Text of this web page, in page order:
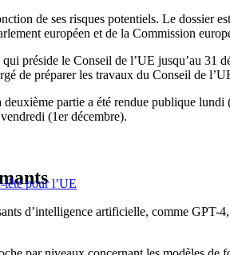
de ses risques potentiels. Le dossier
européen et de la Commission
préside le Conseil de l’UE jusqu’au
de préparer les travaux du Conseil de
deuxième partie a été rendue publique
(1er décembre).
tête pour l’UE
d’intelligence artificielle, comme